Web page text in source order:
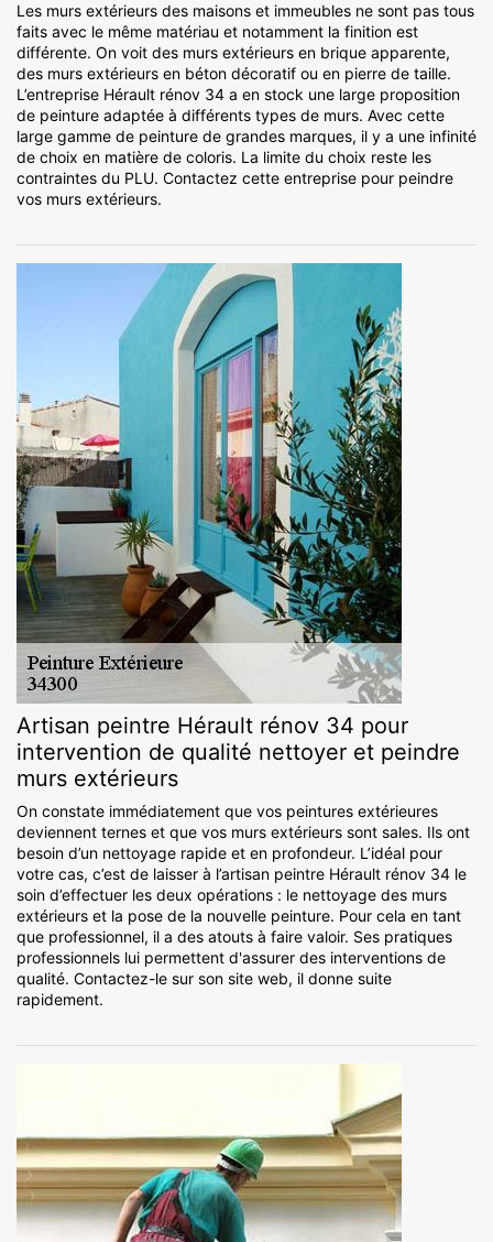
Les murs extérieurs des maisons et immeubles ne sont pas tous
faits avec le même matériau et notamment la finition est
différente. On voit des murs extérieurs en brique apparente,
des murs extérieurs en béton décoratif ou en pierre de taille.
L’entreprise Hérault rénov 34 a en stock une large proposition
de peinture adaptée à différents types de murs. Avec cette
large gamme de peinture de grandes marques, il y a une infinité
de choix en matière de coloris. La limite du choix reste les
contraintes du PLU. Contactez cette entreprise pour peindre
vos murs extérieurs.
Artisan peintre Hérault rénov 34 pour
intervention de qualité nettoyer et peindre
murs extérieurs
On constate immédiatement que vos peintures extérieures
deviennent ternes et que vos murs extérieurs sont sales. Ils ont
besoin d’un nettoyage rapide et en profondeur. L’idéal pour
votre cas, c’est de laisser à l’artisan peintre Hérault rénov 34 le
soin d’effectuer les deux opérations : le nettoyage des murs
extérieurs et la pose de la nouvelle peinture. Pour cela en tant
que professionnel, il a des atouts à faire valoir. Ses pratiques
professionnels lui permettent d'assurer des interventions de
qualité. Contactez-le sur son site web, il donne suite
rapidement.